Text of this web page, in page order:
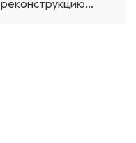
реконструкцию